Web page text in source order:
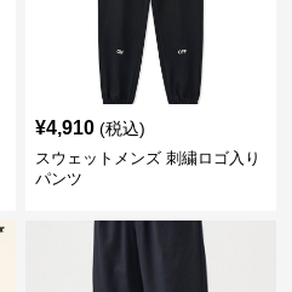
¥4,910 (税込)
スウェットメンズ 刺繍ロゴ入り
パンツ